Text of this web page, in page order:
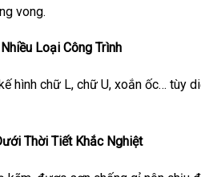
vong.
Loại Công Trình
hình chữ L, chữ U, xoắn ốc… tùy
Thời Tiết Khắc Nghiệt